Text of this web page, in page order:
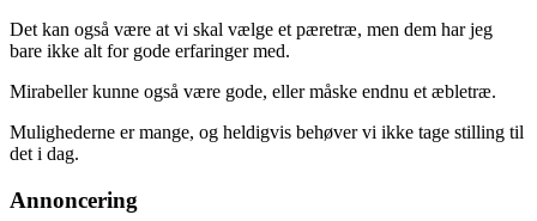
Det kan også være at vi skal vælge et pæretræ, men dem har jeg
bare ikke alt for gode erfaringer med.
Mirabeller kunne også være gode, eller måske endnu et æbletræ.
Mulighederne er mange, og heldigvis behøver vi ikke tage stilling til
det i dag.
Annoncering